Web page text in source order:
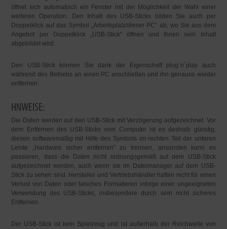
öffnet sich automatisch ein Fenster mit der Möglichkeit der Wahl einer
weiteren Operation. Den Inhalt des USB-Sticks bilden Sie auch per
Doppelklick auf das Symbol „Arbeitsplatz/dieser PC“ ab, wo Sie aus dem
Angebot per Doppelklick „USB-Stick" öffnen und Ihnen sein Inhalt
abgebildet wird.
Den USB-Stick können Sie dank der Eigenschaft plug´n´play auch
während des Betriebs an einen PC anschließen und ihn genauso wieder
entfernen.
HNWEISE:
Die Daten werden auf den USB-Stick mit Verzögerung aufgezeichnet. Vor
dem Entfernen des USB-Sticks vom Computer ist es deshalb günstig,
diesen softwaremäßig mit Hilfe des Symbols im rechten Teil der unteren
Leiste „Hardware sicher entfernen" zu trennen, ansonsten kann es
passieren, dass die Daten nicht ordnungsgemäß auf dem USB-Stick
aufgezeichnet werden, auch wenn sie im Dateimanager auf dem USB-
Stick zu sehen sind. Hersteller und Vertriebshändler haften nicht für einen
Verlust von Daten oder falsches Formatieren infolge einer ungeeigneten
Verwendung des USB-Sticks, insbesondere durch sein nicht sicheres
Entfernen.
Der USB-Stick ist kein Spielzeug und ist außerhalb der Reichweite von